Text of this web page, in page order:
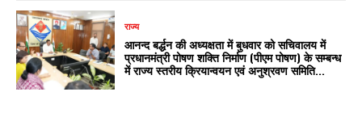
राज्य
आनन्द बर्द्धन की अध्यक्षता में बुधवार को सचिवालय में
प्रधानमंत्री पोषण शक्ति निर्माण (पीएम पोषण) के सम्बन्ध
में राज्य स्तरीय क्रियान्वयन एवं अनुश्रवण समिति...